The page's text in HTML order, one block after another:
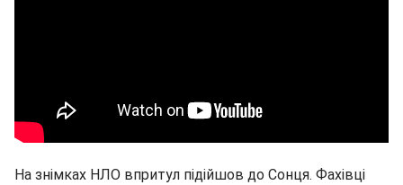
На знімках НЛО впритул підійшов до Сонця. Фахівці